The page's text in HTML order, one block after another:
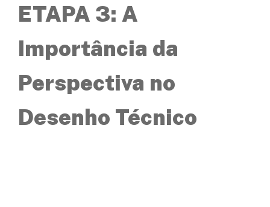
ETAPA 3: A
Importância da
Perspectiva no
Desenho Técnico